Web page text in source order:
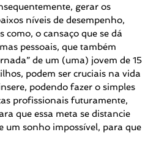
gerar os
níveis de desempenho,
como, o cansaço que se dá
pessoais, que também
de um (uma) jovem de 15
podem ser cruciais na vida
podendo fazer o simples
profissionais futuramente,
que essa meta se distancie
um sonho impossível, para que